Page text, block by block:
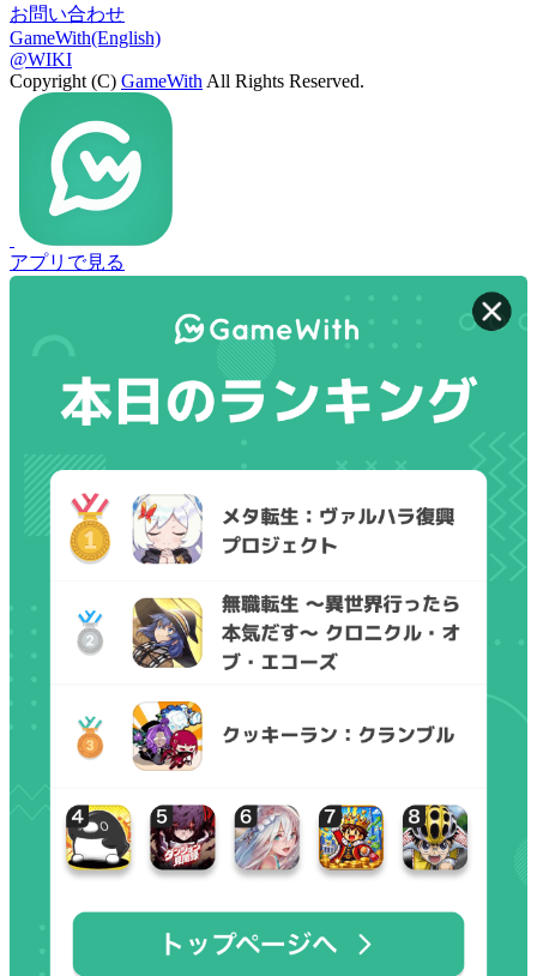
お問い合わせ
GameWith(English)
@WIKI
Copyright (C) GameWith All Rights Reserved.
アプリで見る